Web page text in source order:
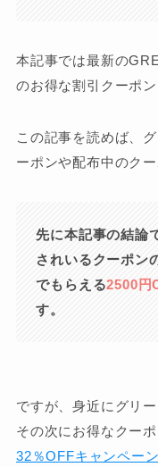
本記事では最新の
のお得な割引クーポ
この記事を読めば、
ーポンや配布中のク
先に本記事の結論
されいるクーポン
でもらえる2500 円
す。
ですが、身近にグリ
その次にお得なクー
32％OFFキャンペーン